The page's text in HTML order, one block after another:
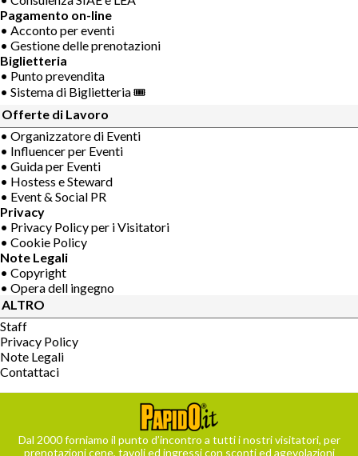
Pagamento on-line
• Acconto per eventi
• Gestione delle prenotazioni
Biglietteria
• Punto prevendita
• Sistema di Biglietteria 🎟
Offerte di Lavoro
• Organizzatore di Eventi
• Influencer per Eventi
• Guida per Eventi
• Hostess e Steward
• Event & Social PR
Privacy
• Privacy Policy per i Visitatori
• Cookie Policy
Note Legali
• Copyright
• Opera dell ingegno
ALTRO
Staff
Privacy Policy
Note Legali
Contattaci
Dal 2000 forniamo il punto d’incontro a tutti i nostri visitatori, per
prenotazioni cene, tavoli ed ingressi con sconti ed agevolazioni